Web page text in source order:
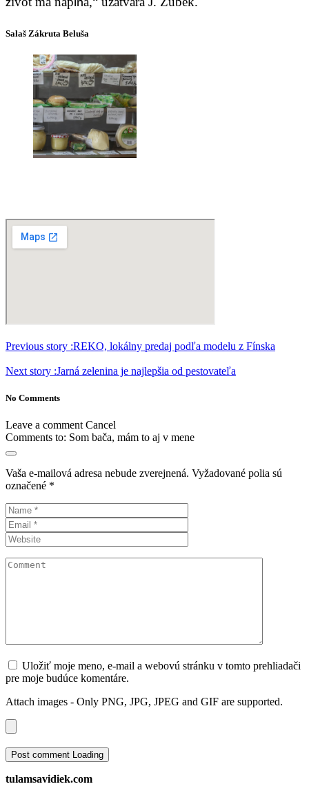
Salaš Zákruta Beluša
Previous story :REKO, lokálny predaj podľa modelu z Fínska
Next story :Jarná zelenina je najlepšia od pestovateľa
No Comments
Leave a comment Cancel
Comments to: Som bača, mám to aj v mene
Vaša e-mailová adresa nebude zverejnená. Vyžadované polia sú
označené *
Uložiť moje meno, e-mail a webovú stránku v tomto prehliadači
pre moje budúce komentáre.
Attach images - Only PNG, JPG, JPEG and GIF are supported.
Post comment Loading
tulamsavidiek.com